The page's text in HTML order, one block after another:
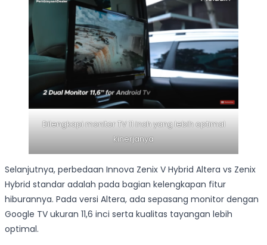
Dilengkapi monitor TV 11 inch yang lebih optimal
kinerjanya
Selanjutnya, perbedaan Innova Zenix V Hybrid Altera vs Zenix
Hybrid standar adalah pada bagian kelengkapan fitur
hiburannya. Pada versi Altera, ada sepasang monitor dengan
Google TV ukuran 11,6 inci serta kualitas tayangan lebih
optimal.